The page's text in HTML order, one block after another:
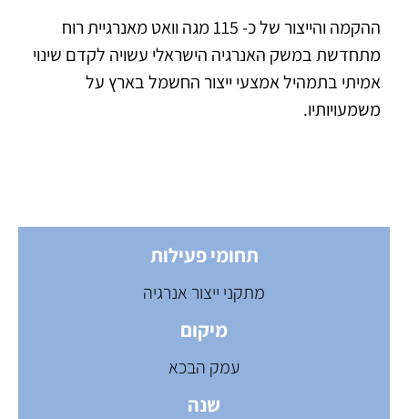
ההקמה והייצור של כ- 115 מגה וואט מאנרגיית רוח
מתחדשת במשק האנרגיה הישראלי עשויה לקדם שינוי
אמיתי בתמהיל אמצעי ייצור החשמל בארץ על
משמעויותיו.
תחומי פעילות
מתקני ייצור אנרגיה
מיקום
עמק הבכא
שנה